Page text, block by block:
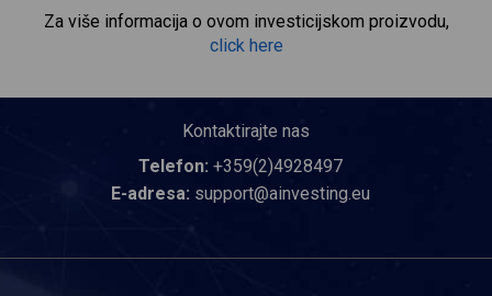
Za više informacija o ovom investicijskom proizvodu,
click here
Kontaktirajte nas
Telefon: +359(2)4928497
E-adresa: support@ainvesting.eu